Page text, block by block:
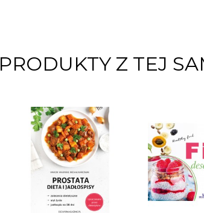
PRODUKTY Z TEJ